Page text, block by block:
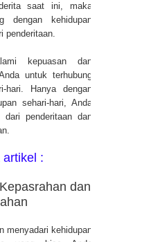
saat ini, maka
dengan kehidupan
penderitaan.
kepuasan dan
untuk terhubung
hari. Hanya dengan
sehari-hari, Anda
penderitaan dan
artikel :
dan
menyadari kehidupan